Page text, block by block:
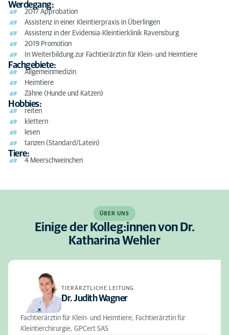
Werdegang:
2017 Approbation
Assistenz in einer Kleintierpraxis in Überlingen
Assistenz in der Evidensia-Kleintierklinik Ravensburg
2019 Promotion
In Weiterbildung zur Fachtierärztin für Klein- und Heimtiere
Fachgebiete:
Allgemeinmedizin
Heimtiere
Zähne (Hunde und Katzen)
Hobbies:
reiten
klettern
lesen
tanzen (Standard/Latein)
Tiere:
4 Meerschweinchen
ÜBER UNS
Einige der Kolleg:innen von Dr.
Katharina Wehler
TIERÄRZTLICHE LEITUNG
Dr. Judith Wagner
Fachtierärztin für Klein- und Heimtiere, Fachtierärztin für
Kleintierchirurgie, GPCert SAS